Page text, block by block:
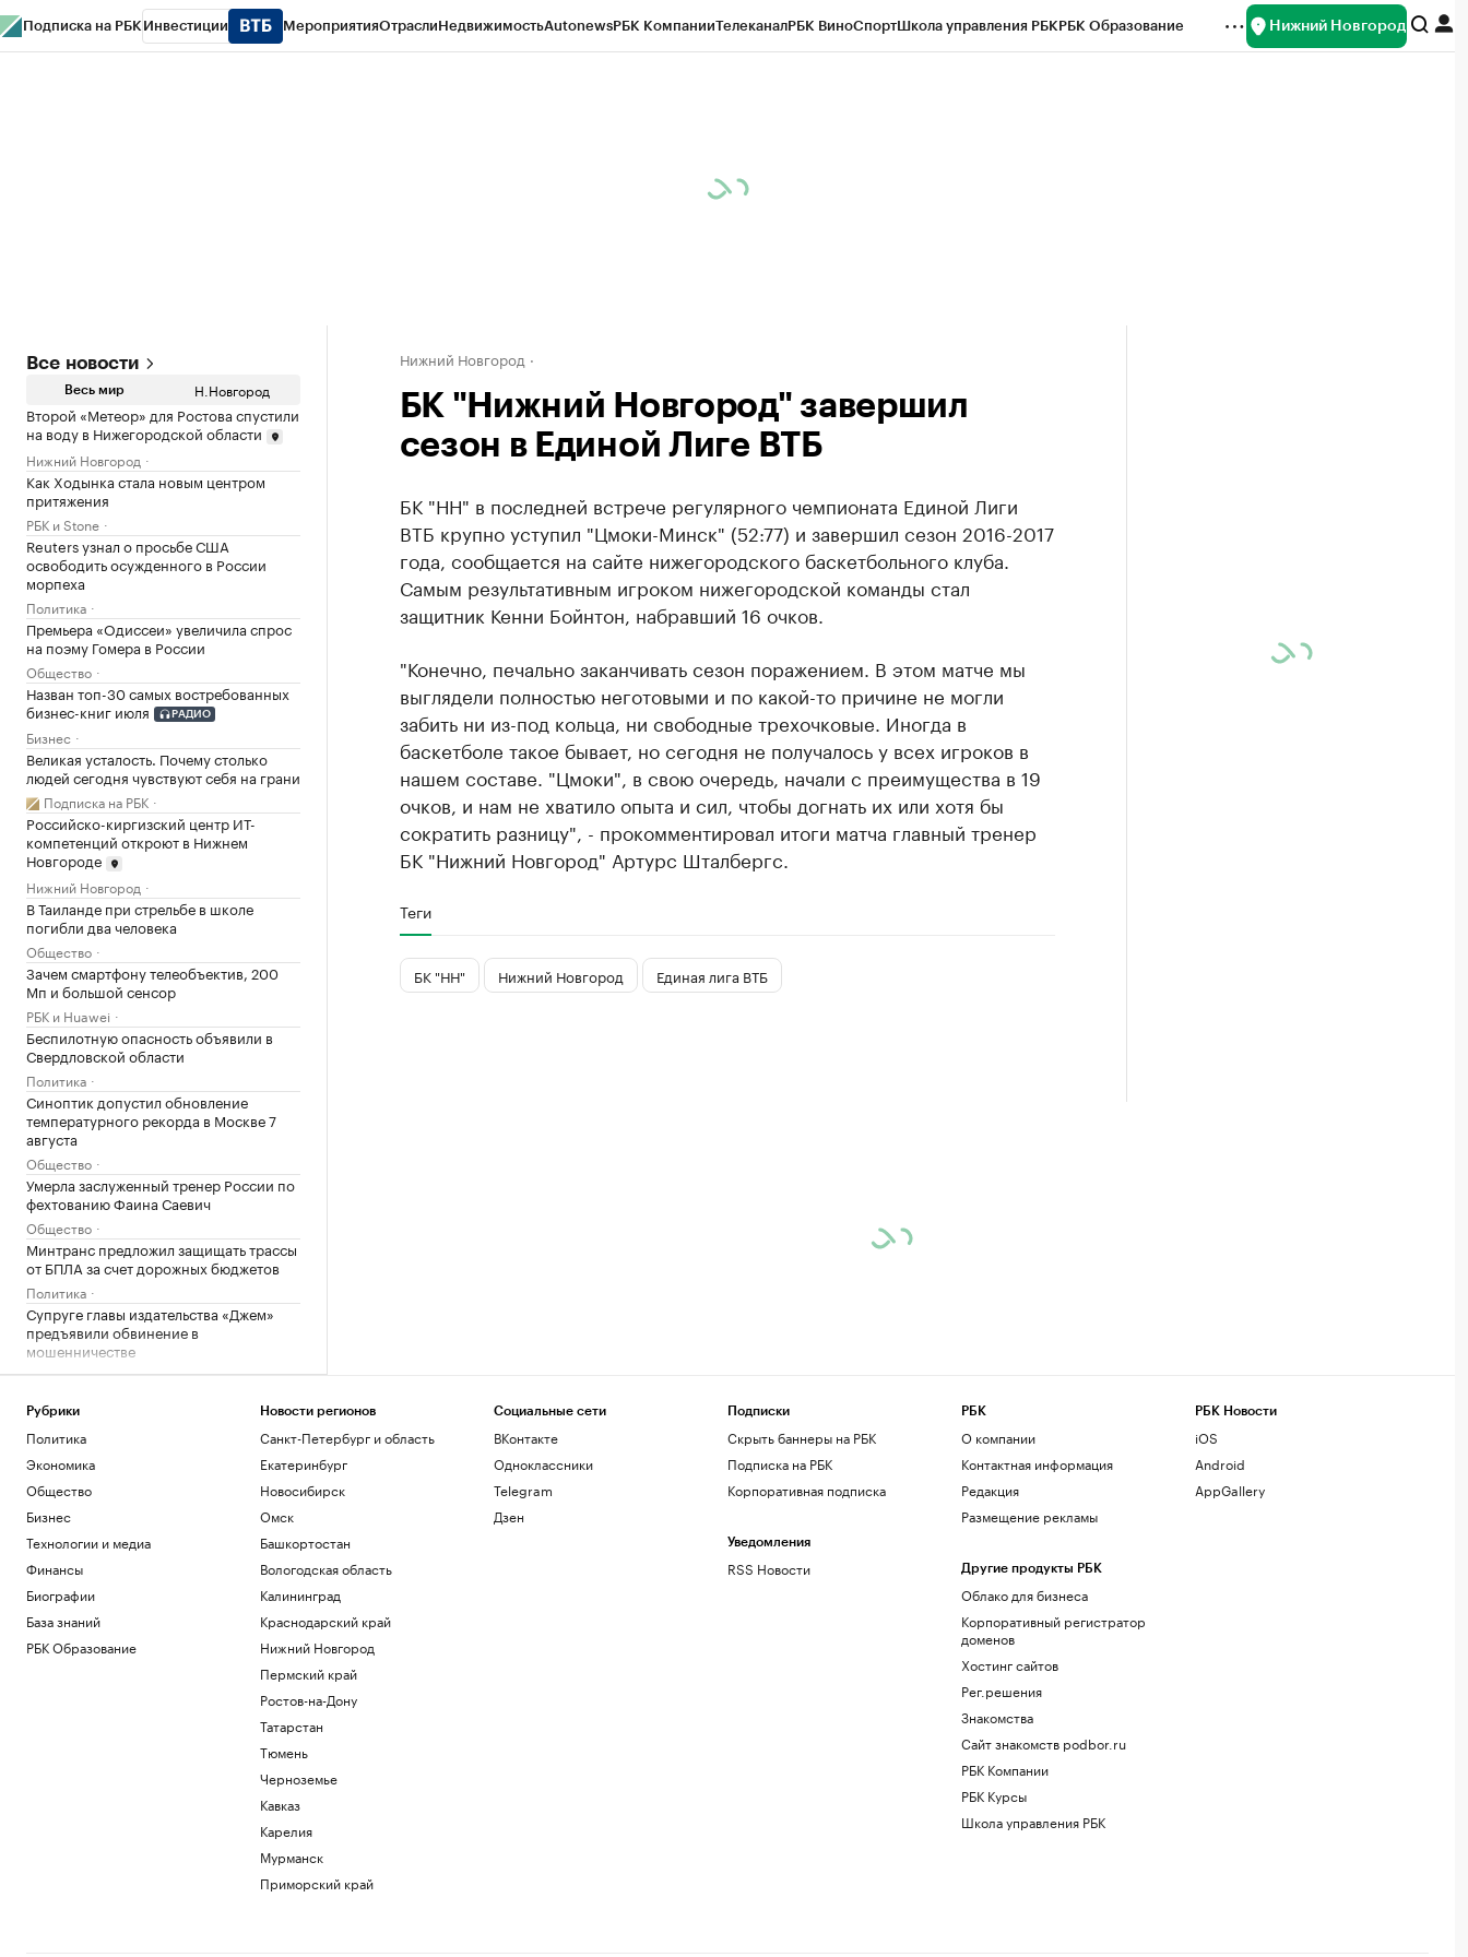
Подписка на РБК Инвестиции МероприятияОтраслиНедвижимостьAutonewsРБК КомпанииТелеканалРБК ВиноСпортШкола управления РБКРБК Образование Нижний Новгород
Все новости
Весь мир Н.Новгород
Второй «Метеор» для Ростова спустили
на воду в Нижегородской области
Нижний Новгород
Как Ходынка стала новым центром
притяжения
РБК и Stone
Reuters узнал о просьбе США
освободить осужденного в России
морпеха
Политика
Премьера «Одиссеи» увеличила спрос
на поэму Гомера в России
Общество
Назван топ-30 самых востребованных
бизнес-книг июля
РАДИО
Бизнес
Великая усталость. Почему столько
людей сегодня чувствуют себя на грани
Подписка на РБК
Российско-киргизский центр ИТ-
компетенций откроют в Нижнем
Новгороде
Нижний Новгород
В Таиланде при стрельбе в школе
погибли два человека
Общество
Зачем смартфону телеобъектив, 200
Мп и большой сенсор
РБК и Huawei
Беспилотную опасность объявили в
Свердловской области
Политика
Синоптик допустил обновление
температурного рекорда в Москве 7
августа
Общество
Умерла заслуженный тренер России по
фехтованию Фаина Саевич
Общество
Минтранс предложил защищать трассы
от БПЛА за счет дорожных бюджетов
Политика
Супруге главы издательства «Джем»
предъявили обвинение в
мошенничестве
Общество
в Киберкомандовании США
Политика
Землетрясение магнитудой 4,1
Общество
Средняя пенсия неработающих
превысила ₽35 тыс. в семи регионах
России
США ввели санкции в отношении
военного атташе Кубы в России
Политика
Власти Венесуэлы и оппозиция начали
Прощание с олимпийским чемпионом
Иваном Едешко пройдет 7 августа в
Нижний Новгород
БК "Нижний Новгород" завершил
сезон в Единой Лиге ВТБ
БК "НН" в последней встрече регулярного чемпионата Единой Лиги
ВТБ крупно уступил "Цмоки-Минск" (52:77) и завершил сезон 2016-2017
года, сообщается на сайте нижегородского баскетбольного клуба.
Самым результативным игроком нижегородской команды стал
защитник Кенни Бойнтон, набравший 16 очков.
"Конечно, печально заканчивать сезон поражением. В этом матче мы
выглядели полностью неготовыми и по какой-то причине не могли
забить ни из-под кольца, ни свободные трехочковые. Иногда в
баскетболе такое бывает, но сегодня не получалось у всех игроков в
нашем составе. "Цмоки", в свою очередь, начали с преимущества в 19
очков, и нам не хватило опыта и сил, чтобы догнать их или хотя бы
сократить разницу", - прокомментировал итоги матча главный тренер
БК "Нижний Новгород" Артурс Шталбергс.
Теги
БК "НН" Нижний Новгород Единая лига ВТБ
Рубрики
Политика
Экономика
Общество
Бизнес
Технологии и медиа
Финансы
Биографии
База знаний
РБК Образование
Новости регионов
Санкт-Петербург и область
Екатеринбург
Новосибирск
Омск
Башкортостан
Вологодская область
Калининград
Краснодарский край
Нижний Новгород
Пермский край
Ростов-на-Дону
Татарстан
Тюмень
Черноземье
Кавказ
Карелия
Мурманск
Приморский край
Социальные сети
ВКонтакте
Одноклассники
Telegram
Дзен
Подписки
Скрыть баннеры на РБК
Подписка на РБК
Корпоративная подписка
Уведомления
RSS Новости
РБК
О компании
Контактная информация
Редакция
Размещение рекламы
Другие продукты РБК
Облако для бизнеса
Корпоративный регистратор
доменов
Хостинг сайтов
Рег.решения
Знакомства
Сайт знакомств podbor.ru
РБК Компании
РБК Курсы
Школа управления РБК
РБК Новости
iOS
Android
AppGallery